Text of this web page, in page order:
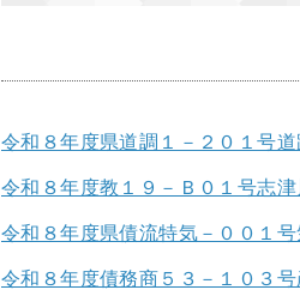
令和８年度県道調１－２０１号
令和８年度教１９－Ｂ０１号志
令和８年度県債流特気－００１
令和８年度債務商５３－１０３